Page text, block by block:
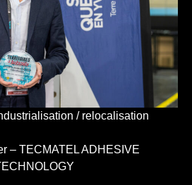
/ relocalisation
– TECMATEL ADHESIVE